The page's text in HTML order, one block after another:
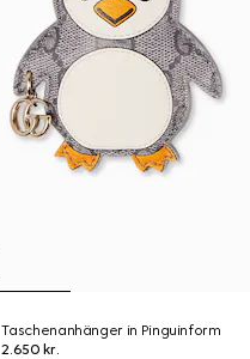
Taschenanhänger in Pinguinform
2.650 kr.